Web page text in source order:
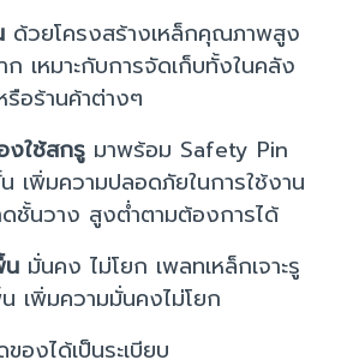
ด้วยโครงสร้างเหล็กคุณภาพสูง
เหมาะกับการจัดเก็บทั้งในคลัง
อร้านค้าต่างๆ
ใช้สกรู มาพร้อม Safety Pin
เพิ่มความปลอดภัยในการใช้งาน
ชั้นวาง สูงต่ำตามต้องการได้
มั่นคง ไม่โยก เพลทเหล็กเจาะรู
เพิ่มความมั่นคงไม่โยก
ของได้เป็นระเบียบ